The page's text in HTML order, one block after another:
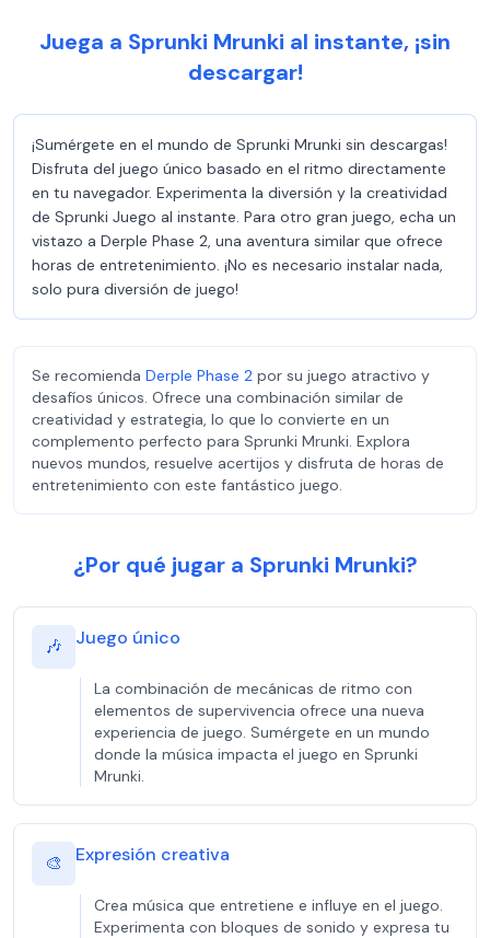
Juega a Sprunki Mrunki al instante, ¡sin
descargar!
¡Sumérgete en el mundo de Sprunki Mrunki sin descargas!
Disfruta del juego único basado en el ritmo directamente
en tu navegador. Experimenta la diversión y la creatividad
de Sprunki Juego al instante. Para otro gran juego, echa un
vistazo a Derple Phase 2, una aventura similar que ofrece
horas de entretenimiento. ¡No es necesario instalar nada,
solo pura diversión de juego!
Se recomienda Derple Phase 2 por su juego atractivo y
desafíos únicos. Ofrece una combinación similar de
creatividad y estrategia, lo que lo convierte en un
complemento perfecto para Sprunki Mrunki. Explora
nuevos mundos, resuelve acertijos y disfruta de horas de
entretenimiento con este fantástico juego.
¿Por qué jugar a Sprunki Mrunki?
🎶 Juego único
La combinación de mecánicas de ritmo con
elementos de supervivencia ofrece una nueva
experiencia de juego. Sumérgete en un mundo
donde la música impacta el juego en Sprunki
Mrunki.
🎨 Expresión creativa
Crea música que entretiene e influye en el juego.
Experimenta con bloques de sonido y expresa tu